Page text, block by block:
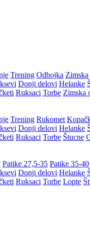
Trening Odbojka Zimska
Donji delovi Helanke
Ruksaci Torbe Zimska
Trening Rukomet
Donji delovi Helanke
Ruksaci Torbe Štucne
Patike 27,5-35 Patike 35-40
Donji delovi Helanke
Ruksaci Torbe Lopte